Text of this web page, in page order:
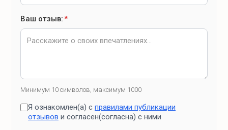
Ближайшие магазины
Что для отдыха?
Ваш отзыв:*
Минимум 10 символов, максимум 1000
Я ознакомлен(а) с правилами публикации
отзывов и согласен(согласна) с ними